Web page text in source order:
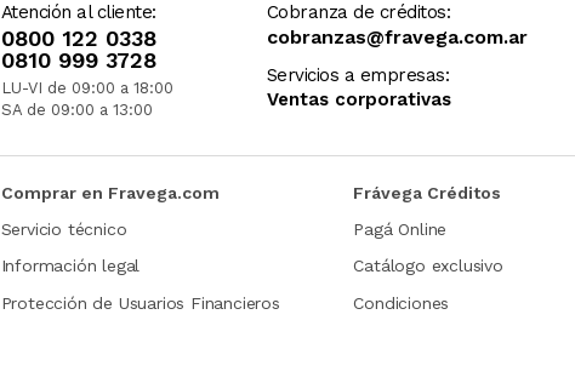
Atención al cliente:
0800 122 0338
0810 999 3728
LU-VI de 09:00 a 18:00
SA de 09:00 a 13:00
Cobranza de créditos:
cobranzas@fravega.com.ar
Servicios a empresas:
Ventas corporativas
Comprar en Fravega.com
Servicio técnico
Información legal
Protección de Usuarios Financieros
Frávega Créditos
Pagá Online
Catálogo exclusivo
Condiciones